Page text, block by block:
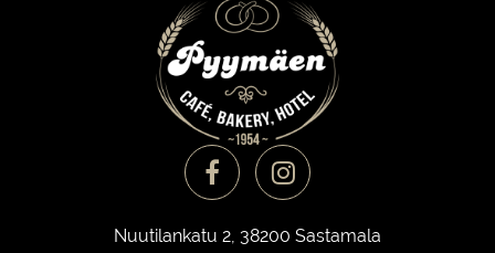
Nuutilankatu 2, 38200 Sastamala